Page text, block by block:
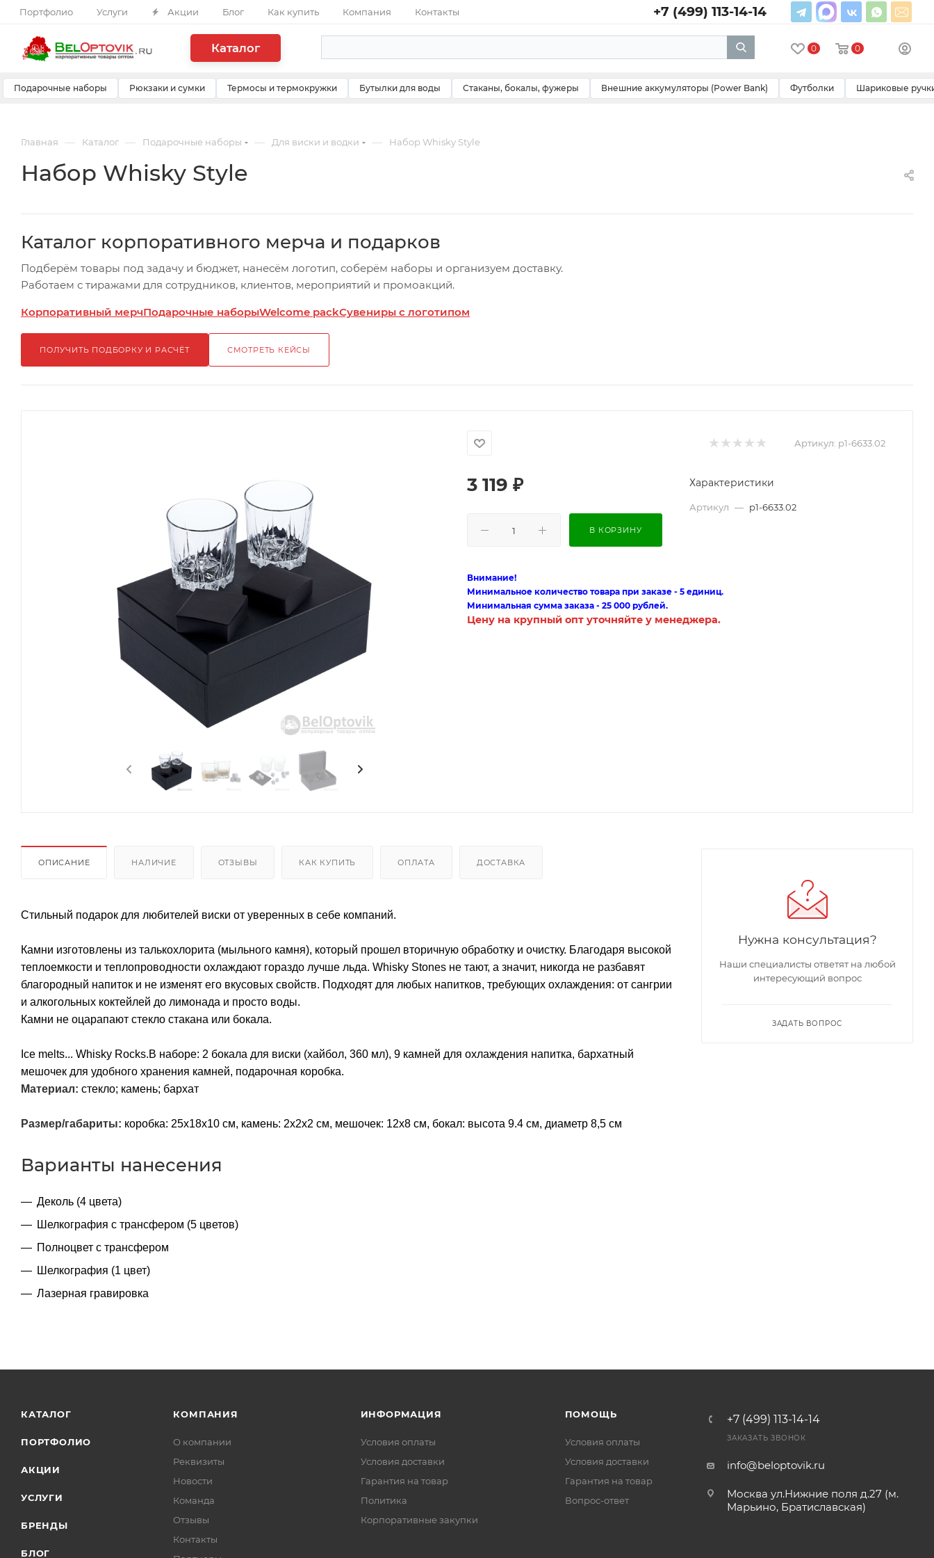
Портфолио Услуги Акции Блог Как купить Компания Контакты +7 (499) 113-14-14
Каталог 0 0
Подарочные наборы Рюкзаки и сумки Термосы и термокружки Бутылки для воды Стаканы, бокалы, фужеры Внешние аккумуляторы (Power Bank) Футболки Шариковые
Главная — Каталог — Подарочные наборы — Для виски и водки — Набор Whisky Style
Набор Whisky Style
Каталог корпоративного мерча и подарков
Подберём товары под задачу и бюджет, нанесём логотип, соберём наборы и организуем доставку.
Работаем с тиражами для сотрудников, клиентов, мероприятий и промоакций.
Корпоративный мерчПодарочные наборыWelcome packСувениры с логотипом
ПОЛУЧИТЬ ПОДБОРКУ И РАСЧЁТ СМОТРЕТЬ КЕЙСЫ
Артикул: p1-6633.02
3 119 ₽
В КОРЗИНУ
Характеристики
Артикул — p1-6633.02
Внимание!
Минимальное количество товара при заказе - 5 единиц.
Минимальная сумма заказа - 25 000 рублей.
Цену на крупный опт уточняйте у менеджера.
ОПИСАНИЕ НАЛИЧИЕ ОТЗЫВЫ КАК КУПИТЬ ОПЛАТА ДОСТАВКА
Стильный подарок для любителей виски от уверенных в себе компаний.
Камни изготовлены из талькохлорита (мыльного камня), который прошел вторичную обработку и очистку. Благодаря высокой
теплоемкости и теплопроводности охлаждают гораздо лучше льда. Whisky Stones не тают, а значит, никогда не разбавят
благородный напиток и не изменят его вкусовых свойств. Подходят для любых напитков, требующих охлаждения: от сангрии
и алкогольных коктейлей до лимонада и просто воды.
Камни не оцарапают стекло стакана или бокала.
Ice melts... Whisky Rocks.В наборе: 2 бокала для виски (хайбол, 360 мл), 9 камней для охлаждения напитка, бархатный
мешочек для удобного хранения камней, подарочная коробка.
Материал: стекло; камень; бархат
Размер/габариты: коробка: 25х18х10 см, камень: 2х2х2 см, мешочек: 12х8 см, бокал: высота 9.4 см, диаметр 8,5 см
Варианты нанесения
Деколь (4 цвета)
Шелкография с трансфером (5 цветов)
Полноцвет с трансфером
Шелкография (1 цвет)
Лазерная гравировка
Нужна консультация?
Наши специалисты ответят на любой
интересующий вопрос
ЗАДАТЬ ВОПРОС
КАТАЛОГ
ПОРТФОЛИО
АКЦИИ
УСЛУГИ
БРЕНДЫ
БЛОГ
КОМПАНИЯ
О компании
Реквизиты
Новости
Команда
Отзывы
Контакты
ИНФОРМАЦИЯ
Условия оплаты
Условия доставки
Гарантия на товар
Политика
Корпоративные закупки
ПОМОЩЬ
Условия оплаты
Условия доставки
Гарантия на товар
Вопрос-ответ
+7 (499) 113-14-14
ЗАКАЗАТЬ ЗВОНОК
info@beloptovik.ru
Москва ул.Нижние поля д.27 (м.
Марьино, Братиславская)